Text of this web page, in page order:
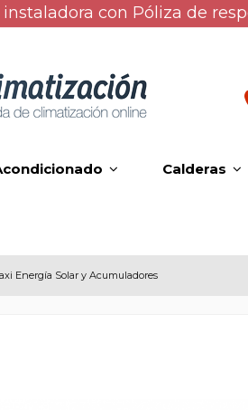
con Póliza de
Calderas
Energía Solar y Acumuladores